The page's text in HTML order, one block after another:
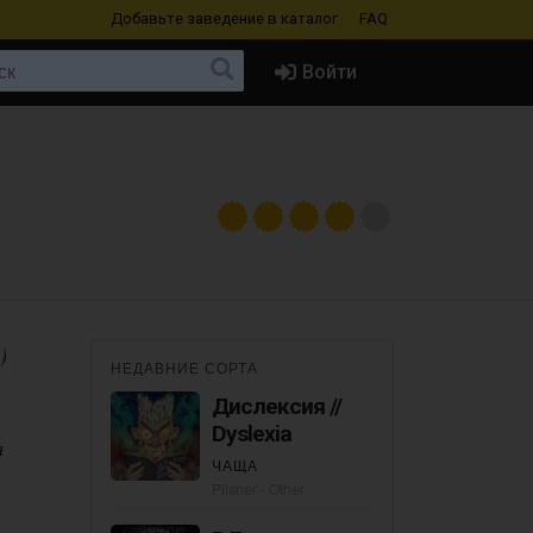
Добавьте заведение в каталог FAQ
Войти
НЕДАВНИЕ СОРТА
Дислексия //
Dyslexia
ЧАЩА